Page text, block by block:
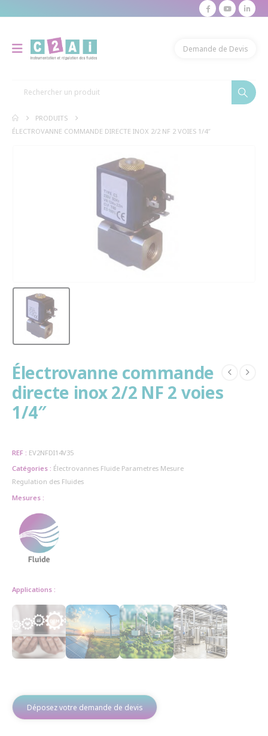
Demande de Devis
PRODUITS
ÉLECTROVANNE COMMANDE DIRECTE INOX 2/2 NF 2 VOIES 1/4″
Électrovanne commande
directe inox 2/2 NF 2 voies
1/4″
REF : EV2NFDI14V35
Catégories : Électrovannes Fluide Parametres Mesure
Regulation des Fluides
Mesures :
Applications :
Déposez votre demande de devis